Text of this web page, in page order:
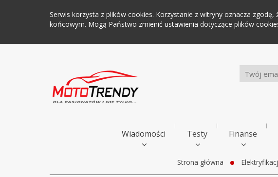
Serwis korzysta z plików cookies. Korzystanie z witryny oznacza
końcowym. Mogą Państwo zmienić ustawienia dotyczące plików
Wiadomości Testy Finanse
Strona główna